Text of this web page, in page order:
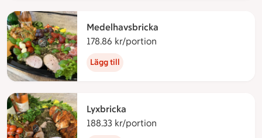
Medelhavsbricka
178.86 kr/portion
Lägg till
Lyxbricka
188.33 kr/portion